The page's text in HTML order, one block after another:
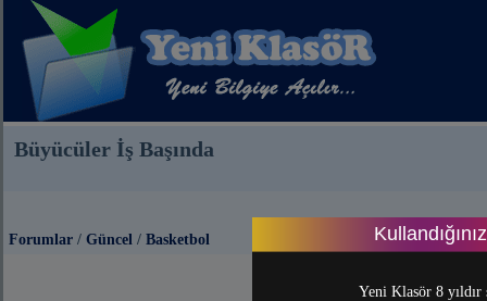
Yeni Klasör 8
Büyücüler İş Başında
Forumlar / Güncel / Basketbol